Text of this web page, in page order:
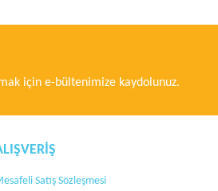
için e-bültenimize kaydolunuz.
Satış Sözleşmesi